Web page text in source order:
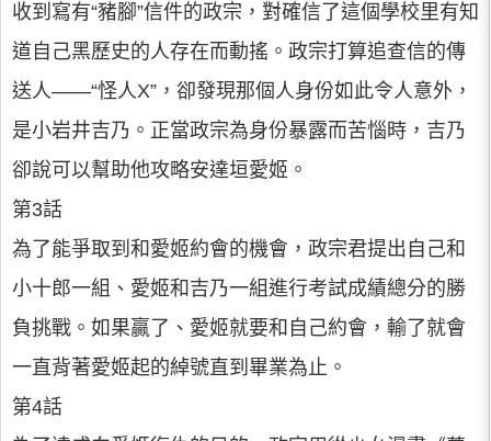
收到寫有“豬腳”信件的政宗，對確信了這個學校里有知
道自己黑歷史的人存在而動搖。政宗打算追查信的傳
送人——“怪人X”，卻發現那個人身份如此令人意外，
是小岩井吉乃。正當政宗為身份暴露而苦惱時，吉乃
卻說可以幫助他攻略安達垣愛姬。
第3話
為了能爭取到和愛姬約會的機會，政宗君提出自己和
小十郎一組、愛姬和吉乃一組進行考試成績總分的勝
負挑戰。如果贏了、愛姬就要和自己約會，輸了就會
一直背著愛姬起的綽號直到畢業為止。
第4話